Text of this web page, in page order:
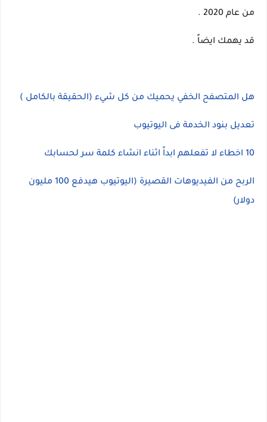
من عام 2020 .
قد يهمك ايضاً .
هل المتصفح الخفي يحميك من كل شيء (الحقيقة بالكامل )
تعديل بنود الخدمة فى اليوتيوب
10 اخطاء لا تفعلهم ابداً اثناء انشاء كلمة سر لحسابك
الربح من الفيديوهات القصيرة (اليوتيوب هيدفع 100 مليون
دولار)